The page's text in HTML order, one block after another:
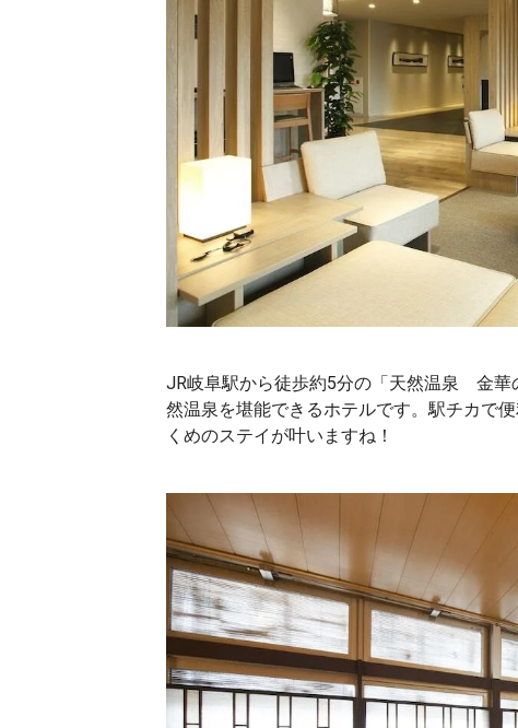
JR岐阜駅から徒歩約5分の「天然温泉 金
然温泉を堪能できるホテルです。駅チカで
くめのステイが叶いますね！